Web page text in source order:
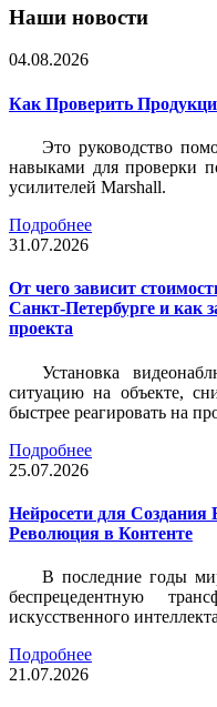
Наши новости
04.08.2026
Как Проверить
Это руководство
навыками для проверки
усилителей Marshall.
Подробнее
31.07.2026
От чего зависит
Санкт-Петербурге и как
проекта
Установка
ситуацию на объекте,
быстрее реагировать на
Подробнее
25.07.2026
Нейросети для
Революция в Контенте
В последние годы
беспрецедентную
искусственного интеллекта
Подробнее
21.07.2026